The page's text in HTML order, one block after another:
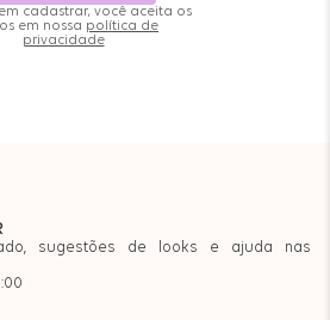
cadastrar, você aceita os
em nossa política de
privacidade
sugestões de looks e ajuda nas